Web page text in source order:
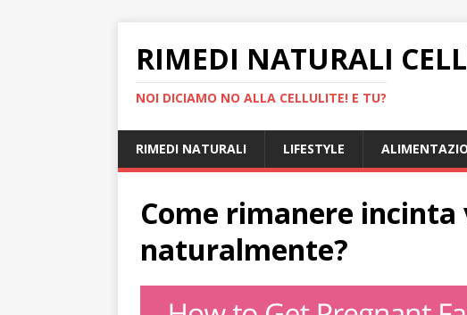
RIMEDI NATURALI
NOI DICIAMO NO ALLA CELLULITE! E TU?
RIMEDI NATURALI LIFESTYLE
Come rimanere incinta
naturalmente?